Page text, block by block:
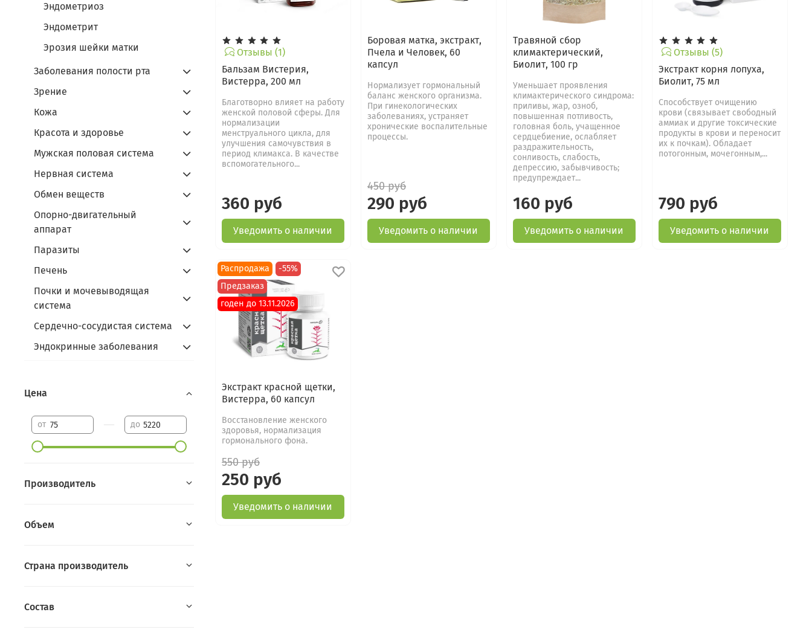
Отзывы (1)
Бальзам Вистерия,
Вистерра, 200 мл
Благотворно влияет на работу
женской половой сферы. Для
нормализации
менструального цикла, для
улучшения самочувствия в
период климакса. В качестве
вспомогательного...
360 руб
Уведомить о наличии
Боровая матка, экстракт,
Пчела и Человек, 60
капсул
Нормализует гормональный
баланс женского организма.
При гинекологических
заболеваниях, устраняет
хронические воспалительные
процессы.
450 руб
290 руб
Уведомить о наличии
Травяной сбор
климактерический,
Биолит, 100 гр
Уменьшает проявления
климактерического синдрома:
приливы, жар, озноб,
повышенная потливость,
головная боль, учащенное
сердцебиение, ослабляет
раздражительность,
сонливость, слабость,
депрессию, забывчивость;
предупреждает...
160 руб
Уведомить о наличии
Отзывы (5)
Экстракт корня лопуха,
Биолит, 75 мл
Способствует очищению
крови (связывает свободный
аммиак и другие токсические
продукты в крови и переносит
их к почкам). Обладает
потогонным, мочегонным,...
790 руб
Уведомить о наличии
Распродажа
-55%
Предзаказ
годен до 13.11.2026
Экстракт красной щетки,
Вистерра, 60 капсул
Восстановление женского
здоровья, нормализация
гормонального фона.
550 руб
250 руб
Уведомить о наличии
Эндометриоз
Эндометрит
Эрозия шейки матки
Заболевания полости рта
Зрение
Кожа
Красота и здоровье
Мужская половая система
Нервная система
Обмен веществ
Опорно-двигательный
аппарат
Паразиты
Печень
Почки и мочевыводящая
система
Сердечно-сосудистая система
Эндокринные заболевания
Цена
от до
Производитель
Объем
Страна производитель
Состав